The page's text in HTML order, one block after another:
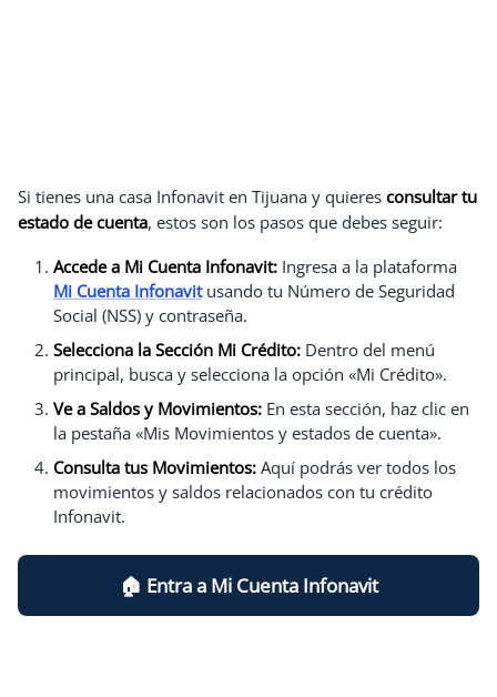
Si tienes una casa Infonavit en Tijuana y quieres consultar tu
estado de cuenta, estos son los pasos que debes seguir:
Accede a Mi Cuenta Infonavit: Ingresa a la plataforma
Mi Cuenta Infonavitusando tu Número de Seguridad
Social (NSS) y contraseña.
Selecciona la Sección Mi Crédito: Dentro del menú
principal, busca y selecciona la opción «Mi Crédito».
Ve a Saldos y Movimientos: En esta sección, haz clic en
la pestaña «Mis Movimientos y estados de cuenta».
Consulta tus Movimientos: Aquí podrás ver todos los
movimientos y saldos relacionados con tu crédito
Infonavit.
🏠​​ Entra a Mi Cuenta Infonavit